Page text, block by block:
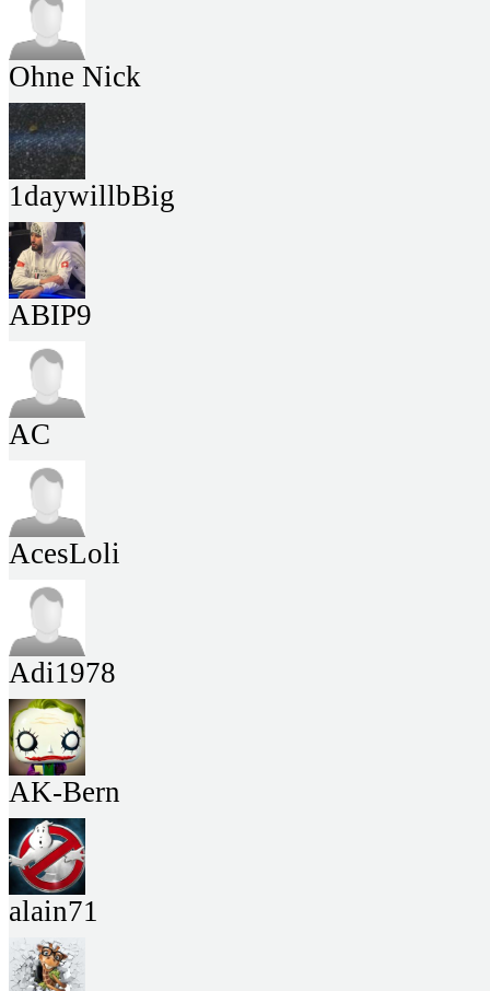
Ohne Nick
1daywillbBig
ABIP9
AC
AcesLoli
Adi1978
AK-Bern
alain71